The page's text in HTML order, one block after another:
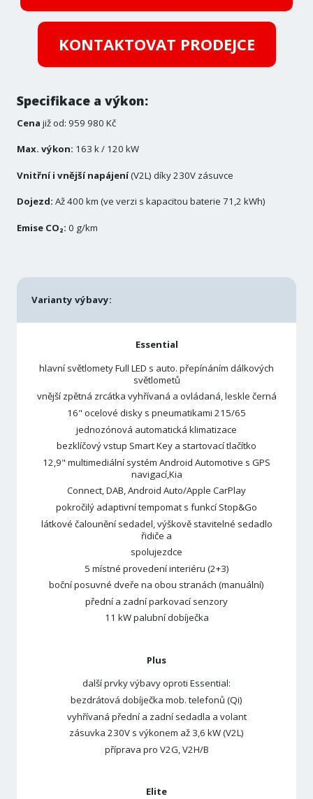
KONTAKTOVAT PRODEJCE
Specifikace a výkon:
Cena již od: 959 980 Kč
Max. výkon: 163 k / 120 kW
Vnitřní i vnější napájení(V2L) díky 230V zásuvce
Dojezd: Až 400 km (ve verzi s kapacitou baterie 71,2 kWh)
Emise CO₂: 0 g/km
Varianty výbavy:
Essential
hlavní světlomety Full LED s auto. přepínáním dálkových
světlometů
vnější zpětná zrcátka vyhřívaná a ovládaná, leskle černá
16" ocelové disky s pneumatikami 215/65
jednozónová automatická klimatizace
bezklíčový vstup Smart Key a startovací tlačítko
12,9" multimediální systém Android Automotive s GPS
navigací,Kia
Connect, DAB, Android Auto/Apple CarPlay
pokročilý adaptivní tempomat s funkcí Stop&Go
látkové čalounění sedadel, výškově stavitelné sedadlo
řidiče a
spolujezdce
5 místné provedení interiéru (2+3)
boční posuvné dveře na obou stranách (manuální)
přední a zadní parkovací senzory
11 kW palubní dobíječka
Plus
další prvky výbavy oproti Essential:
bezdrátová dobíječka mob. telefonů (Qi)
vyhřívaná přední a zadní sedadla a volant
zásuvka 230V s výkonem až 3,6 kW (V2L)
příprava pro V2G, V2H/B
Elite